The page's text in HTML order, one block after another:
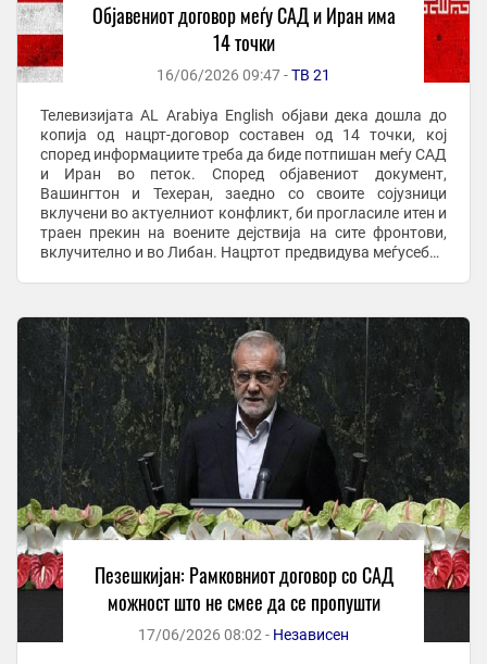
Објавениот договор меѓу САД и Иран има
14 точки
16/06/2026 09:47 -ТВ 21
Телевизијата AL Arabiya English објави дека дошла до
копија од нацрт-договор составен од 14 точки, кој
според информациите треба да биде потпишан меѓу САД
и Иран во петок. Според објавениот документ,
Вашингтон и Техеран, заедно со своите сојузници
вклучени во актуелниот конфликт, би прогласиле итен и
траен прекин на воените дејствија на сите фронтови,
вклучително и во Либан. Нацртот предвидува меѓусебно
Пезешкијан: Рамковниот договор со САД
можност што не смее да се пропушти
17/06/2026 08:02 - Независен